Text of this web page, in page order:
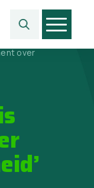
over